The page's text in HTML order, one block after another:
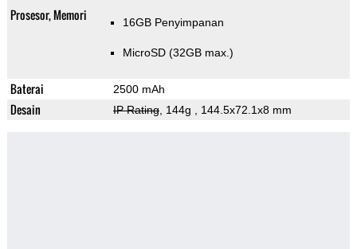
Prosesor, Memori 16GB Penyimpanan
MicroSD (32GB max.)
Baterai 2500 mAh
Desain IP Rating, 144g , 144.5x72.1x8 mm